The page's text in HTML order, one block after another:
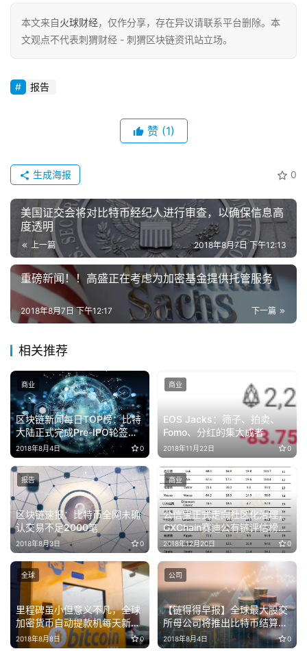
本文来自火球财经，仅作分享，存在异议请联系平台删除。本
文观点不代表刺猬财经 - 刺猬区块链资讯站立场。
报告
赞 (1)
0
生成海报
美国证交会将对比特币经纪人进行审查，以确保信息高
度透明
上一篇 2018年8月7日 下午12:13
重磅新闻！！高盛正在考虑为加密基金提供托管服务
下一篇
2018年8月7日 下午12:17
相关推荐
区块链新闻每日TOP榜：比特
大陆正式完成Pre-IPO轮签约
投后估值150亿美元
2018年8月4日 0
商业
EOS Jacks：筛子、拍卖、
Fomo、分红的集大成者
2018年11月22日 0
商业
区块链速报：比特币全网未确
认交易不足2000笔
2018年8月3日 0
报告
公信宝正式走向社区化治理，
GXChain赛迪公有链评估榜单
冲进全球前三
2018年12月20日 0
商业
里程碑虽小但意义不凡，全球
加密货币自动提款机每天新增
9台
2018年8月8日 0
全球
【链得得早报】全球最大股交
所母公司将推出比特币结算期
货，CEO称
2018年8月4日 0
公司